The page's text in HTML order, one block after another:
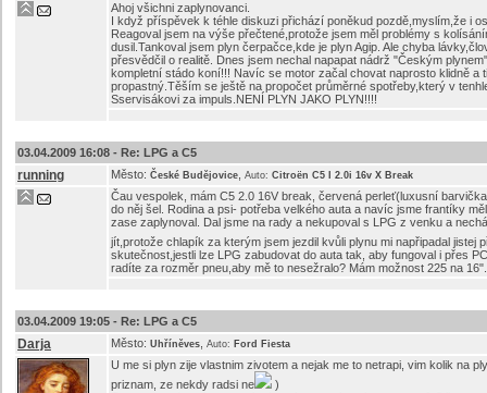
Ahoj všichni zaplynovanci.
I když příspěvek k téhle diskuzi přichází poněkud pozdě,myslím,že i
Reagoval jsem na výše přečtené,protože jsem měl problémy s
dusil.Tankoval jsem plyn čerpačce,kde je plyn Agip. Ale chyba
přesvědčil o realitě. Dnes jsem nechal napapat nádrž "Českým
kompletní stádo koní!!! Navíc se motor začal chovat naprosto klidně
propastný.Těším se ještě na propočet průměrné spotřeby,který v
Sservisákovi za impuls.NENÍ PLYN JAKO PLYN!!!!
03.04.2009 16:08 - Re: LPG a C5
running Město: České Budějovice Auto: Citroën C5 I 2.0i 16v X Break
Čau vespolek, mám C5 2.0 16V break, červená perleť(luxusní
do něj šel. Rodina a psi- potřeba velkého auta a navíc jsme frantíky
zase zaplynoval. Dal jsme na rady a nekupoval s LPG z venku a
jít,protože chlapík za kterým jsem jezdil kvůli plynu mi napřipadal jistej
skutečnost,jestli lze LPG zabudovat do auta tak, aby fungoval i přes
radíte za rozměr pneu,aby mě to nesežralo? Mám možnost 225 na
03.04.2009 19:05 - Re: LPG a C5
Darja Město: Uhříněves Auto: Ford Fiesta
U me si plyn zije vlastnim zivotem a nejak me to netrapi, vim kolik na
priznam, ze nekdy radsi ne
)